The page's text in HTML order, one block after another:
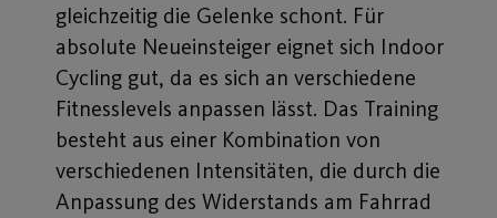
gleichzeitig die Gelenke schont. Für
absolute Neueinsteiger eignet sich Indoor
Cycling gut, da es sich an verschiedene
Fitnesslevels anpassen lässt. Das Training
besteht aus einer Kombination von
verschiedenen Intensitäten, die durch die
Anpassung des Widerstands am Fahrrad